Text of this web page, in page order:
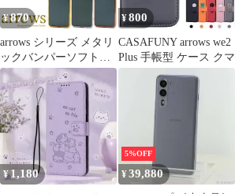
アローズWE2 Plu
¥870
arrows シリーズ メタリ
ックバンパーソフトク
リアケース arrows We2
We2 Plus プラス シンプ
ル 無地 背面クリア バ
ックカバー バックケー
ス ソフトケース ソフト
カバー 背面カバー 背面
ケース スマホカバー ス
マホケース 光沢
¥800
CASAFUNY arrows we2
Plus 手帳型 ケース クマ
¥ 1,180
5%OFF
¥39,880